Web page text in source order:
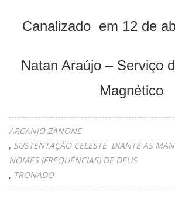
Canalizado em 12 de
Natan Araújo – Serviço
Magnético
ARCANJO ZANONE
SUSTENTAÇÃO CELESTE DIANTE AS
NOMES (FREQUÊNCIAS) DE DEUS
TRONADO